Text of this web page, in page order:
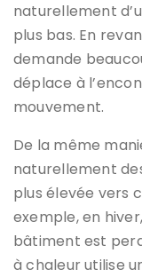
naturellement
plus bas. En
demande
déplace à
mouvement.
De la même
naturellement
plus élevée vers
exemple, en
bâtiment est
à chaleur utilise